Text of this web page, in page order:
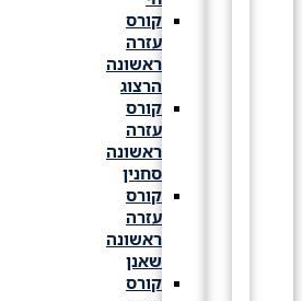
קורס
עזרה
ראשונה
הרצוג
קורס
עזרה
ראשונה
סחנין
קורס
עזרה
ראשונה
קורס